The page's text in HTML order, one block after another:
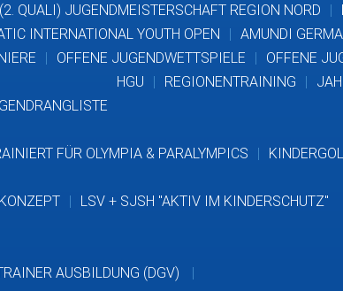
(2. QUALI) JUGENDMEISTERSCHAFT REGION NORD
INTERNATIONAL YOUTH OPEN
AMUNDI
OFFENE JUGENDWETTSPIELE
OFFENE
HGU REGIONENTRAINING
FÜR OLYMPIA & PARALYMPICS
LSV + SJSH "AKTIV IM KINDERSCHUTZ"
AUSBILDUNG (DGV)